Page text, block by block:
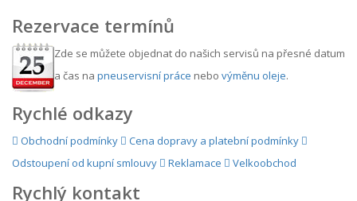
Rezervace termínů
Zde se můžete objednat do našich servisů na přesné datum
a čas na pneuservisní práce nebo výměnu oleje.
Rychlé odkazy
Obchodní podmínky
Cena dopravy a platební podmínky
Odstoupení od kupní smlouvy
Reklamace Velkoobchod
Rychlý kontakt